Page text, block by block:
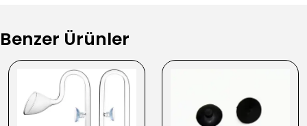
Benzer Ürünler